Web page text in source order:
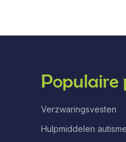
Populaire
Verzwaringsvesten
Hulpmiddelen autisme